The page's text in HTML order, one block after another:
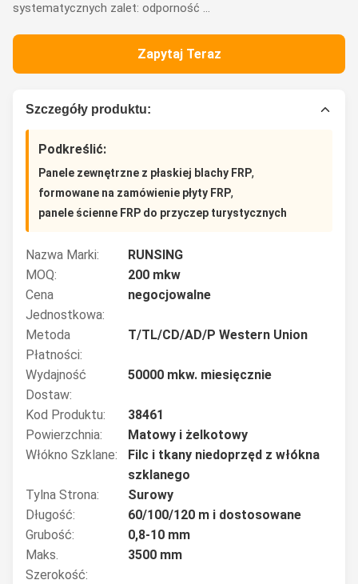
systematycznych zalet: odporność ...
Zapytaj Teraz
Szczegóły produktu:
Podkreślić:
Panele zewnętrzne z płaskiej blachy FRP,
formowane na zamówienie płyty FRP,
panele ścienne FRP do przyczep turystycznych
Nazwa Marki:
RUNSING
MOQ:
200 mkw
Cena
Jednostkowa:
negocjowalne
Metoda
Płatności:
T/TL/CD/AD/P Western Union
Wydajność
Dostaw:
50000 mkw. miesięcznie
Kod Produktu:
38461
Powierzchnia:
Matowy i żelkotowy
Włókno Szklane:
Filc i tkany niedoprzęd z włókna
szklanego
Tylna Strona:
Surowy
Długość:
60/100/120 m i dostosowane
Grubość:
0,8-10 mm
Maks.
Szerokość:
3500 mm